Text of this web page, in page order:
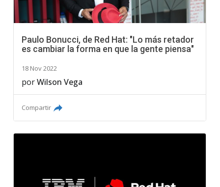
Paulo Bonucci, de Red Hat: "Lo más retador
es cambiar la forma en que la gente piensa"
18 Nov 2022
porWilson Vega
Compartir